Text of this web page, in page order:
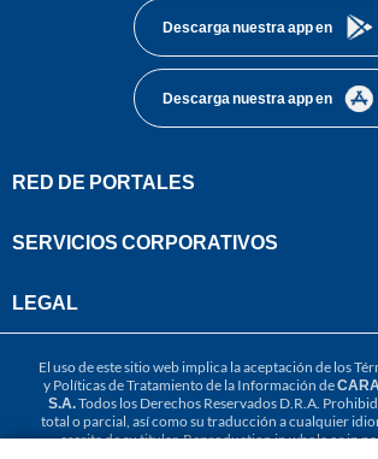
Descarga nuestra app en
Descarga nuestra app en
RED DE PORTALES
SERVICIOS CORPORATIVOS
LEGAL
El uso de este sitio web implica la aceptación de los
y Políticas de Tratamiento de la Información de
S.A.Todos los Derechos Reservados D.R.A.
total o parcial, así como su traducción a cualquier
escrita de su titular. Reproduction in whole or in